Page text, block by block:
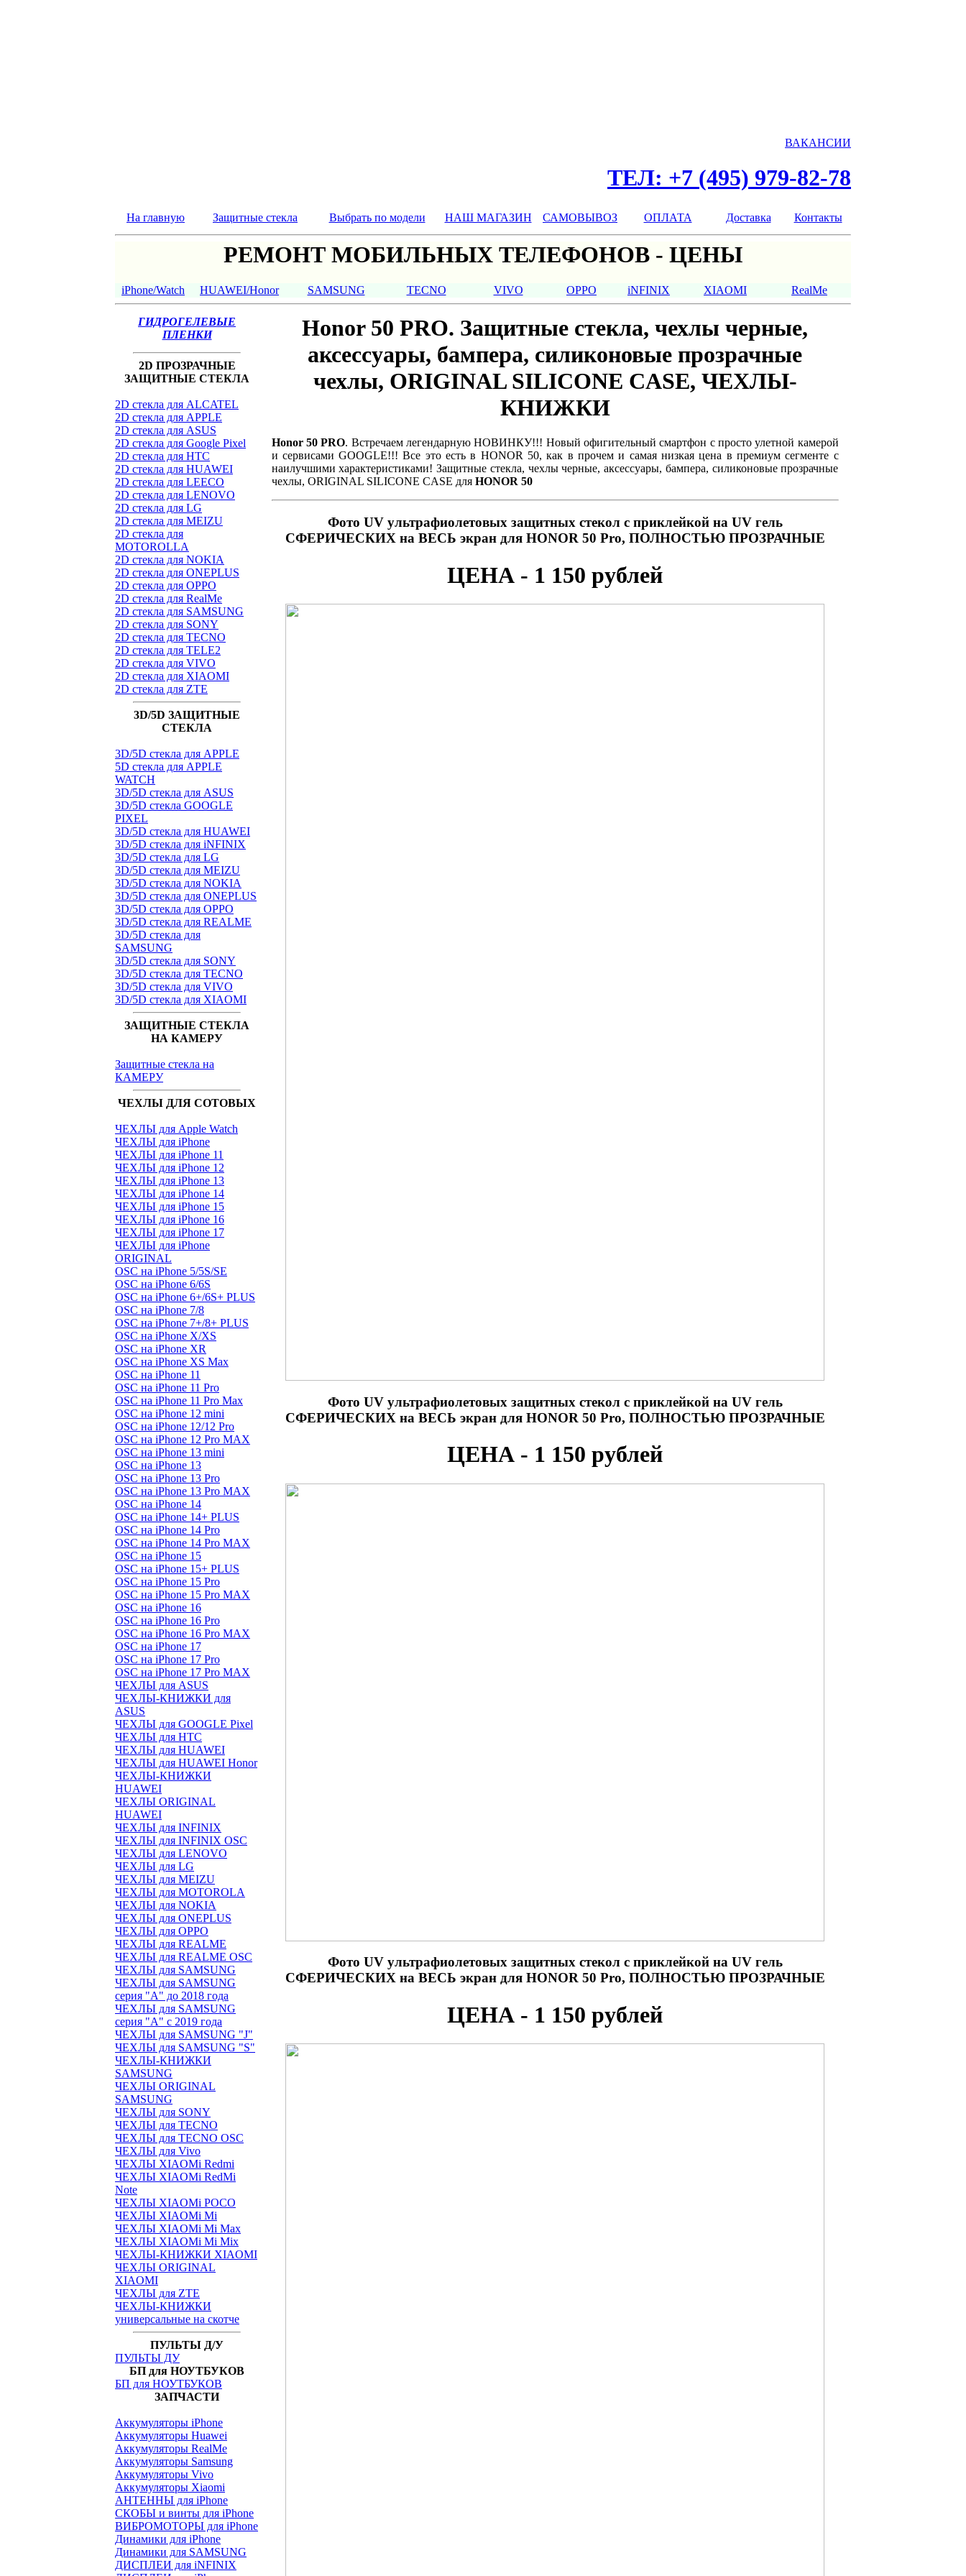
ВАКАНСИИ
ТЕЛ: +7 (495) 979-82-78
На главную Защитные стекла Выбрать по модели НАШ МАГАЗИН САМОВЫВОЗ ОПЛАТА Доставка Контакты
РЕМОНТ МОБИЛЬНЫХ ТЕЛЕФОНОВ - ЦЕНЫ
iPhone/Watch HUAWEI/Honor SAMSUNG TECNO VIVO OPPO iNFINIX XIAOMI RealMe
ГИДРОГЕЛЕВЫЕ
ПЛЕНКИ
2D ПРОЗРАЧНЫЕ
ЗАЩИТНЫЕ СТЕКЛА
2D стекла для ALCATEL
2D стекла для APPLE
2D стекла для ASUS
2D стекла для Google Pixel
2D стекла для HTC
2D стекла для HUAWEI
2D стекла для LEECO
2D стекла для LENOVO
2D стекла для LG
2D стекла для MEIZU
2D стекла для
MOTOROLLA
2D стекла для NOKIA
2D стекла для ONEPLUS
2D стекла для OPPO
2D стекла для RealMe
2D стекла для SAMSUNG
2D стекла для SONY
2D стекла для TECNO
2D стекла для TELE2
2D стекла для VIVO
2D стекла для XIAOMI
2D стекла для ZTE
3D/5D ЗАЩИТНЫЕ
СТЕКЛА
3D/5D стекла для APPLE
5D стекла для APPLE
WATCH
3D/5D стекла для ASUS
3D/5D стекла GOOGLE
PIXEL
3D/5D стекла для HUAWEI
3D/5D стекла для iNFINIX
3D/5D стекла для LG
3D/5D стекла для MEIZU
3D/5D стекла для NOKIA
3D/5D стекла для ONEPLUS
3D/5D стекла для OPPO
3D/5D стекла для REALME
3D/5D стекла для
SAMSUNG
3D/5D стекла для SONY
3D/5D стекла для TECNO
3D/5D стекла для VIVO
3D/5D стекла для XIAOMI
ЗАЩИТНЫЕ СТЕКЛА
НА КАМЕРУ
Защитные стекла на
КАМЕРУ
ЧЕХЛЫ ДЛЯ СОТОВЫХ
ЧЕХЛЫ для Apple Watch
ЧЕХЛЫ для iPhone
ЧЕХЛЫ для iPhone 11
ЧЕХЛЫ для iPhone 12
ЧЕХЛЫ для iPhone 13
ЧЕХЛЫ для iPhone 14
ЧЕХЛЫ для iPhone 15
ЧЕХЛЫ для iPhone 16
ЧЕХЛЫ для iPhone 17
ЧЕХЛЫ для iPhone
ORIGINAL
OSC на iPhone 5/5S/SE
OSC на iPhone 6/6S
OSC на iPhone 6+/6S+ PLUS
OSC на iPhone 7/8
OSC на iPhone 7+/8+ PLUS
OSC на iPhone X/XS
OSC на iPhone XR
OSC на iPhone XS Max
OSC на iPhone 11
OSC на iPhone 11 Pro
OSC на iPhone 11 Pro Max
OSC на iPhone 12 mini
OSC на iPhone 12/12 Pro
OSC на iPhone 12 Pro MAX
OSC на iPhone 13 mini
OSC на iPhone 13
OSC на iPhone 13 Pro
OSC на iPhone 13 Pro MAX
OSC на iPhone 14
OSC на iPhone 14+ PLUS
OSC на iPhone 14 Pro
OSC на iPhone 14 Pro MAX
OSC на iPhone 15
OSC на iPhone 15+ PLUS
OSC на iPhone 15 Pro
OSC на iPhone 15 Pro MAX
OSC на iPhone 16
OSC на iPhone 16 Pro
OSC на iPhone 16 Pro MAX
OSC на iPhone 17
OSC на iPhone 17 Pro
OSC на iPhone 17 Pro MAX
ЧЕХЛЫ для ASUS
ЧЕХЛЫ-КНИЖКИ для
ASUS
ЧЕХЛЫ для GOOGLE Pixel
ЧЕХЛЫ для HTC
ЧЕХЛЫ для HUAWEI
ЧЕХЛЫ для HUAWEI Honor
ЧЕХЛЫ-КНИЖКИ
HUAWEI
ЧЕХЛЫ ORIGINAL
HUAWEI
ЧЕХЛЫ для INFINIX
ЧЕХЛЫ для INFINIX OSC
ЧЕХЛЫ для LENOVO
ЧЕХЛЫ для LG
ЧЕХЛЫ для MEIZU
ЧЕХЛЫ для MOTOROLA
ЧЕХЛЫ для NOKIA
ЧЕХЛЫ для ONEPLUS
ЧЕХЛЫ для OPPO
ЧЕХЛЫ для REALME
ЧЕХЛЫ для REALME OSC
ЧЕХЛЫ для SAMSUNG
ЧЕХЛЫ для SAMSUNG
серия "A" до 2018 года
ЧЕХЛЫ для SAMSUNG
серия "A" с 2019 года
ЧЕХЛЫ для SAMSUNG "J"
ЧЕХЛЫ для SAMSUNG "S"
ЧЕХЛЫ-КНИЖКИ
SAMSUNG
ЧЕХЛЫ ORIGINAL
SAMSUNG
ЧЕХЛЫ для SONY
ЧЕХЛЫ для TECNO
ЧЕХЛЫ для TECNO OSC
ЧЕХЛЫ для Vivo
ЧЕХЛЫ XIAOMi Redmi
ЧЕХЛЫ XIAOMi RedMi
Note
ЧЕХЛЫ XIAOMi POCO
ЧЕХЛЫ XIAOMi Mi
ЧЕХЛЫ XIAOMi Mi Max
ЧЕХЛЫ XIAOMi Mi Mix
ЧЕХЛЫ-КНИЖКИ XIAOMI
ЧЕХЛЫ ORIGINAL
XIAOMI
ЧЕХЛЫ для ZTE
ЧЕХЛЫ-КНИЖКИ
универсальные на скотче
ПУЛЬТЫ Д/У
ПУЛЬТЫ ДУ
БП для НОУТБУКОВ
БП для НОУТБУКОВ
ЗАПЧАСТИ
Аккумуляторы iPhone
Аккумуляторы Huawei
Аккумуляторы RealMe
Аккумуляторы Samsung
Аккумуляторы Vivo
Аккумуляторы Xiaomi
АНТЕННЫ для iPhone
СКОБЫ и винты для iPhone
ВИБРОМОТОРЫ для iPhone
Динамики для iPhone
Динамики для SAMSUNG
ДИСПЛЕИ для iNFINIX
Honor 50 PRO. Защитные стекла, чехлы черные,
аксессуары, бампера, силиконовые прозрачные
чехлы, ORIGINAL SILICONE CASE, ЧЕХЛЫ-
КНИЖКИ
Honor 50 PRO. Встречаем легендарную НОВИНКУ!!! Новый офигительный смартфон с просто улетной камерой
и сервисами GOOGLE!!! Все это есть в HONOR 50, как в прочем и самая низкая цена в премиум сегменте с
наилучшими характеристиками! Защитные стекла, чехлы черные, аксессуары, бампера, силиконовые прозрачные
чехлы, ORIGINAL SILICONE CASE для HONOR 50
Фото UV ультрафиолетовых защитных стекол с приклейкой на UV гель
СФЕРИЧЕСКИХ на ВЕСЬ экран для HONOR 50 Pro, ПОЛНОСТЬЮ ПРОЗРАЧНЫЕ
ЦЕНА - 1 150 рублей
Фото UV ультрафиолетовых защитных стекол с приклейкой на UV гель
СФЕРИЧЕСКИХ на ВЕСЬ экран для HONOR 50 Pro, ПОЛНОСТЬЮ ПРОЗРАЧНЫЕ
ЦЕНА - 1 150 рублей
Фото UV ультрафиолетовых защитных стекол с приклейкой на UV гель
СФЕРИЧЕСКИХ на ВЕСЬ экран для HONOR 50 Pro, ПОЛНОСТЬЮ ПРОЗРАЧНЫЕ
ЦЕНА - 1 150 рублей